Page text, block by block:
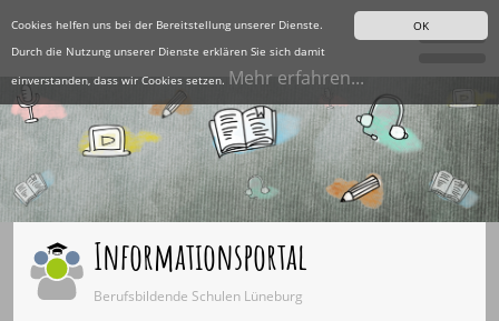
OK
Cookies helfen uns bei der Bereitstellung unserer Dienste.
Durch die Nutzung unserer Dienste erklären Sie sich damit
einverstanden, dass wir Cookies setzen. Mehr erfahren...
Informationsportal
Berufsbildende Schulen Lüneburg